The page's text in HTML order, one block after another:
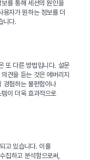
를 통해 세션의 원인을
자가 원하는 정보를 더
니다.
또 다른 방법입니다. 설문
견을 듣는 것은 에버리지
경험하는 불편함이나
이 더욱 효과적으로
고 있습니다. 이를
집하고 분석함으로써,